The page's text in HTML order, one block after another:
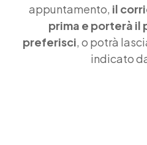
appuntamento, il
prima e porterà il
preferisci, o potrà
indicato